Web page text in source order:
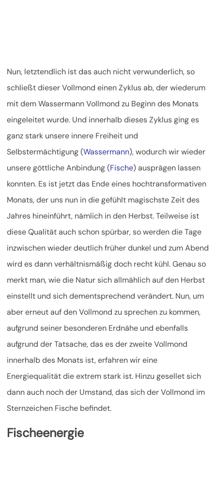
Nun, letztendlich ist das auch nicht verwunderlich, so
schließt dieser Vollmond einen Zyklus ab, der wiederum
mit dem Wassermann Vollmond zu Beginn des Monats
eingeleitet wurde. Und innerhalb dieses Zyklus ging es
ganz stark unsere innere Freiheit und
Selbstermächtigung (Wassermann), wodurch wir wieder
unsere göttliche Anbindung (Fische) ausprägen lassen
konnten. Es ist jetzt das Ende eines hochtransformativen
Monats, der uns nun in die gefühlt magischste Zeit des
Jahres hineinführt, nämlich in den Herbst. Teilweise ist
diese Qualität auch schon spürbar, so werden die Tage
inzwischen wieder deutlich früher dunkel und zum Abend
wird es dann verhältnismäßig doch recht kühl. Genau so
merkt man, wie die Natur sich allmählich auf den Herbst
einstellt und sich dementsprechend verändert. Nun, um
aber erneut auf den Vollmond zu sprechen zu kommen,
aufgrund seiner besonderen Erdnähe und ebenfalls
aufgrund der Tatsache, das es der zweite Vollmond
innerhalb des Monats ist, erfahren wir eine
Energiequalität die extrem stark ist. Hinzu gesellet sich
dann auch noch der Umstand, das sich der Vollmond im
Sternzeichen Fische befindet.
Fischeenergie